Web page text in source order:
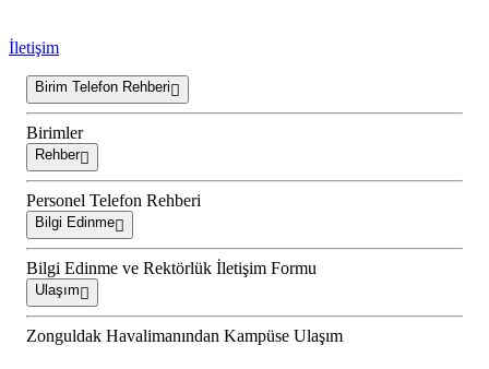
İletişim
Birim Telefon Rehberi
Birimler
Rehber
Personel Telefon Rehberi
Bilgi Edinme
Bilgi Edinme ve Rektörlük İletişim Formu
Ulaşım
Zonguldak Havalimanından Kampüse Ulaşım